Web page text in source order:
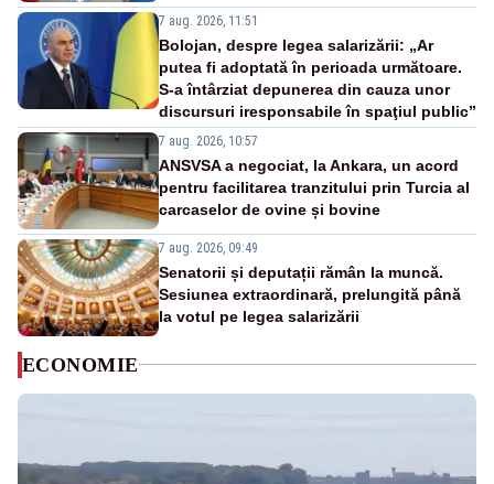
7 aug. 2026, 11:51
Bolojan, despre legea salarizării: „Ar
putea fi adoptată în perioada următoare.
S-a întârziat depunerea din cauza unor
discursuri iresponsabile în spaţiul public”
7 aug. 2026, 10:57
ANSVSA a negociat, la Ankara, un acord
pentru facilitarea tranzitului prin Turcia al
carcaselor de ovine și bovine
7 aug. 2026, 09:49
Senatorii și deputații rămân la muncă.
Sesiunea extraordinară, prelungită până
la votul pe legea salarizării
ECONOMIE